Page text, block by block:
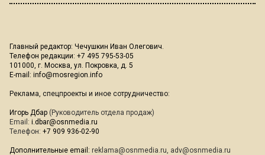
Главный редактор: Чечушкин Иван Олегович.
Телефон редакции: +7 495 795-53-05
101000, г. Москва, ул. Покровка, д. 5
E-mail: info@mosregion.info
Реклама, спецпроекты и иное сотрудничество:
Игорь Дбар (Руководитель отдела продаж)
Email: i.dbar@osnmedia.ru
Телефон: +7 909 936-02-90
Дополнительные email: reklama@osnmedia.ru, adv@osnmedia.ru